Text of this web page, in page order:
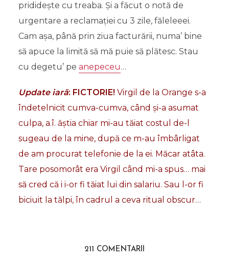
prididește cu treaba. Și a făcut o notă de
urgentare a reclamației cu 3 zile, făleleeei.
Cam așa, până prin ziua facturării, numa’ bine
să apuce la limită să mă puie să plătesc. Stau
cu degetu’ pe anepeceu…
Update iară: FICTORIE! Virgil de la Orange s-a
îndetelnicit cumva-cumva, când și-a asumat
culpa, a.î. ăștia chiar mi-au tăiat costul de-l
sugeau de la mine, după ce m-au îmbârligat
de am procurat telefonie de la ei. Măcar atâta.
Tare posomorât era Virgil când mi-a spus… mai
să cred că i i-or fi tăiat lui din salariu. Sau l-or fi
biciuit la tălpi, în cadrul a ceva ritual obscur…
211 COMENTARII